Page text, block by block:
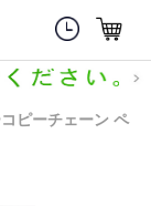
ピーチェーン ペ